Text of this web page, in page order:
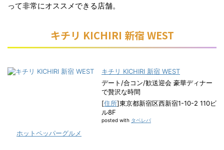
って非常にオススメできる店舗。
キチリ KICHIRI 新宿 WEST
キチリ KICHIRI 新宿 WEST
デート/合コン/歓送迎会 豪華ディナー
で贅沢な時間
[住所]東京都新宿区西新宿1-10-2 110ビ
ル8F
posted with タベレバ
ホットペッパーグルメ